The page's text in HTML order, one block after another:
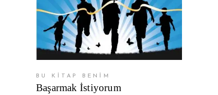
BU KİTAP BENİM
Başarmak İstiyorum